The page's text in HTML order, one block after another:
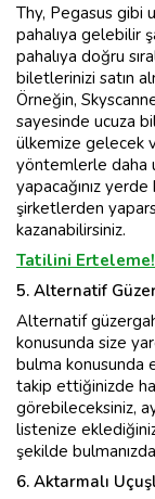
Thy, Pegasus gibi
pahalıya gelebilir
pahalıya doğru
biletlerinizi satın
Örneğin,
sayesinde ucuza
ülkemize gelecek
yöntemlerle daha
yapacağınız
şirketlerden
kazanabilirsiniz.
Tatilini
5. Alternatif
Alternatif
konusunda size
bulma konusunda
takip ettiğinizde
görebileceksiniz,
listenize
şekilde
6. Aktarmalı